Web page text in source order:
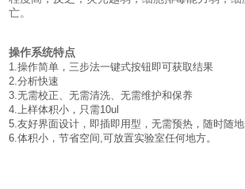
亡。
操作系统特点
1.操作简单，三步法一键式按钮即可获取结果
2.分析快速
3.无需校正、无需清洗、无需维护和保养
4.上样体积小，只需10ul
5.友好界面设计，即插即用型，无需预热，随时随
6.体积小，节省空间,可放置实验室任何地方。